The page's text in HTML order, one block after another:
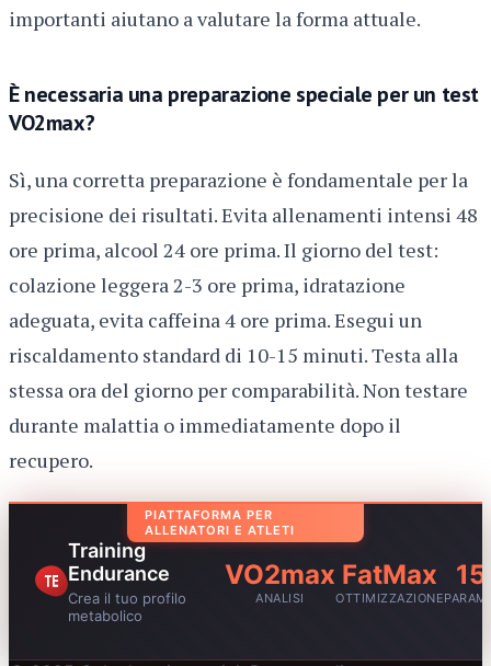
importanti aiutano a valutare la forma attuale.
È necessaria una preparazione speciale per un test
VO2max?
Sì, una corretta preparazione è fondamentale per la
precisione dei risultati. Evita allenamenti intensi 48
ore prima, alcool 24 ore prima. Il giorno del test:
colazione leggera 2-3 ore prima, idratazione
adeguata, evita caffeina 4 ore prima. Esegui un
riscaldamento standard di 10-15 minuti. Testa alla
stessa ora del giorno per comparabilità. Non testare
durante malattia o immediatamente dopo il
recupero.
PIATTAFORMA PER
ALLENATORI E ATLETI
Training
Endurance
Crea il tuo profilo
metabolico
VO2max
ANALISI
FatMax
OTTIMIZZAZIONE